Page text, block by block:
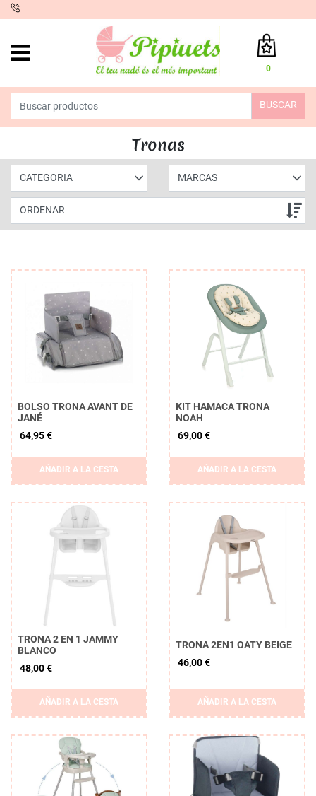
0
Total:
0,00 €
VER CESTA
BUSCAR
Tronas
CATEGORIA
Borrar
APLICAR
MARCAS
ORDENAR
BOLSO TRONA AVANT DE
JANÉ
64,95 €
AÑADIR A LA CESTA
KIT HAMACA TRONA
NOAH
69,00 €
AÑADIR A LA CESTA
TRONA 2 EN 1 JAMMY
BLANCO
48,00 €
AÑADIR A LA CESTA
TRONA 2EN1 OATY BEIGE
46,00 €
AÑADIR A LA CESTA